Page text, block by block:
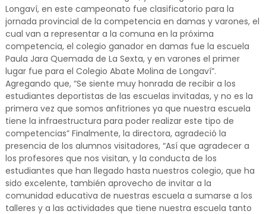
Longaví, en este campeonato fue clasificatorio para la
jornada provincial de la competencia en damas y varones, el
cual van a representar a la comuna en la próxima
competencia, el colegio ganador en damas fue la escuela
Paula Jara Quemada de La Sexta, y en varones el primer
lugar fue para el Colegio Abate Molina de Longaví”.
Agregando que, “Se siente muy honrada de recibir a los
estudiantes deportistas de las escuelas invitadas, y no es la
primera vez que somos anfitriones ya que nuestra escuela
tiene la infraestructura para poder realizar este tipo de
competencias” Finalmente, la directora, agradeció la
presencia de los alumnos visitadores, “Así que agradecer a
los profesores que nos visitan, y la conducta de los
estudiantes que han llegado hasta nuestros colegio, que ha
sido excelente, también aprovecho de invitar a la
comunidad educativa de nuestras escuela a sumarse a los
talleres y a las actividades que tiene nuestra escuela tanto